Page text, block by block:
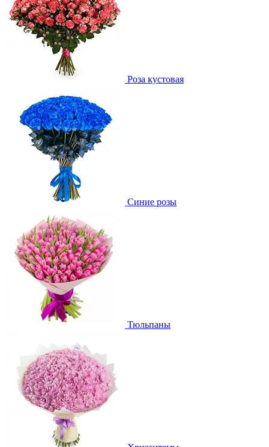
Роза кустовая
Синие розы
Тюльпаны